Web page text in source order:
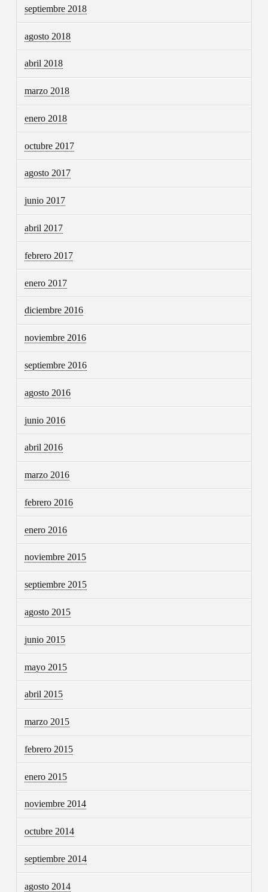
septiembre 2018
agosto 2018
abril 2018
marzo 2018
enero 2018
octubre 2017
agosto 2017
junio 2017
abril 2017
febrero 2017
enero 2017
diciembre 2016
noviembre 2016
septiembre 2016
agosto 2016
junio 2016
abril 2016
marzo 2016
febrero 2016
enero 2016
noviembre 2015
septiembre 2015
agosto 2015
junio 2015
mayo 2015
abril 2015
marzo 2015
febrero 2015
enero 2015
noviembre 2014
octubre 2014
septiembre 2014
agosto 2014